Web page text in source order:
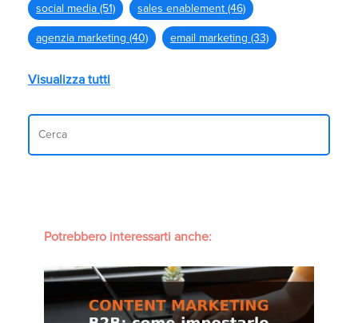
social media (51) sales enablement (46)
agenzia marketing (40) email marketing (33)
Visualizza tutti
Potrebbero interessarti anche: